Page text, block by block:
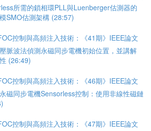
所需的鎖相環PLL與Luenberger估測器的
SMO估測架構 (28:57)
控制與高頻注入技術：《41期》IEEE論文
脈波法偵測永磁同步電機初始位置，並講解
(26:49)
控制與高頻注入技術：《46期》IEEE論文
磁同步電機Sensorless控制：使用非線性磁鏈
控制與高頻注入技術：《47期》IEEE論文